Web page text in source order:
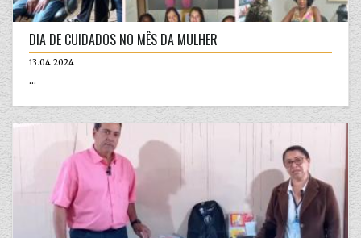
DIA DE CUIDADOS NO MÊS DA MULHER
13.04.2024
...